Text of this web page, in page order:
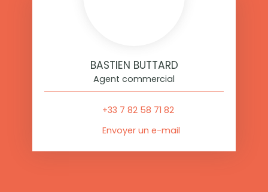
BASTIEN BUTTARD
Agent commercial
+33 7 82 58 71 82
Envoyer un e-mail